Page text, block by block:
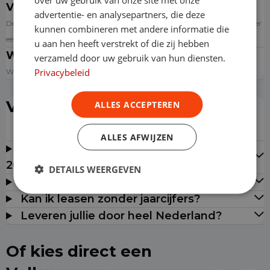
Verzekering
De auto is standaard WA Casco verzekerd. Bij niet verhaalbare schade is er
een eigen bijdrage.
Wegenbelasting
Wij betalen de wegen- en registratiebelasting.
Veelgestelde vragen
Waarom onze voorraad milieuzonevrij tot
2030?
Kan ik leasen zonder jaarcijfers?
Leveren jullie door heel Nederland?
Of kies direct een
advertentie- en analysepartners, die deze
kunnen combineren met andere informatie die
u aan hen heeft verstrekt of die zij hebben
verzameld door uw gebruik van hun diensten.
Privacybeleid
ALLES ACCEPTEREN
ALLES AFWIJZEN
DETAILS WEERGEVEN